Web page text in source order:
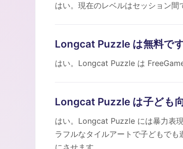
はい。現在のレベルはセッション間
Longcat Puzzle は無料で
はい。Longcat Puzzle は
Longcat Puzzle は子ども
はい。Longcat Puzzle には暴力表
ラフルなタイルアートで子どもで
にさせます。